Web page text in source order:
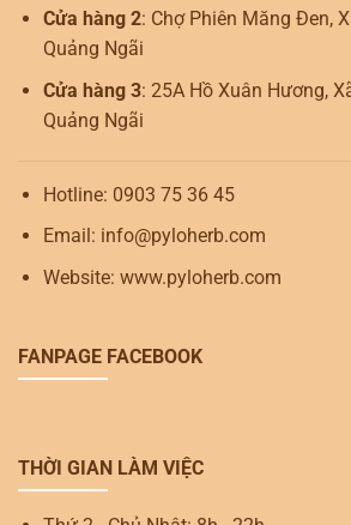
Cửa hàng 2: Chợ Phiên Măng Đen,
Quảng Ngãi
Cửa hàng 3: 25A Hồ Xuân Hương,
Quảng Ngãi
Hotline: 0903 75 36 45
Email: info@pyloherb.com
Website: www.pyloherb.com
FANPAGE FACEBOOK
THỜI GIAN LÀM VIỆC